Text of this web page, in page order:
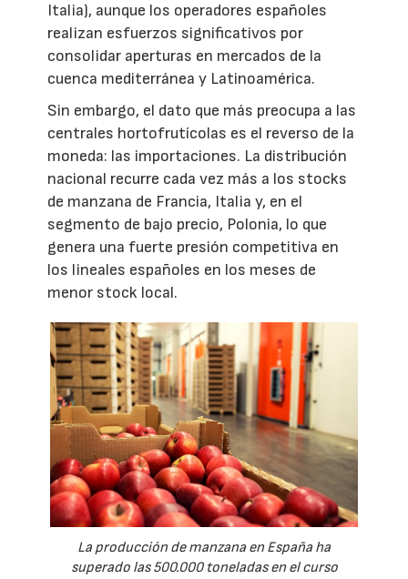
Italia), aunque los operadores españoles
realizan esfuerzos significativos por
consolidar aperturas en mercados de la
cuenca mediterránea y Latinoamérica.
Sin embargo, el dato que más preocupa a las
centrales hortofrutícolas es el reverso de la
moneda: las importaciones. La distribución
nacional recurre cada vez más a los stocks
de manzana de Francia, Italia y, en el
segmento de bajo precio, Polonia, lo que
genera una fuerte presión competitiva en
los lineales españoles en los meses de
menor stock local.
La producción de manzana en España ha
superado las 500.000 toneladas en el curso